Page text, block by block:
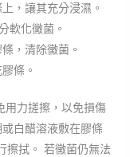
，讓其充分浸濕。
軟化黴菌。
，清除黴菌。
條。
用力搓擦，以免損傷
白醋溶液敷在膠條
擦拭。 若黴菌仍無法